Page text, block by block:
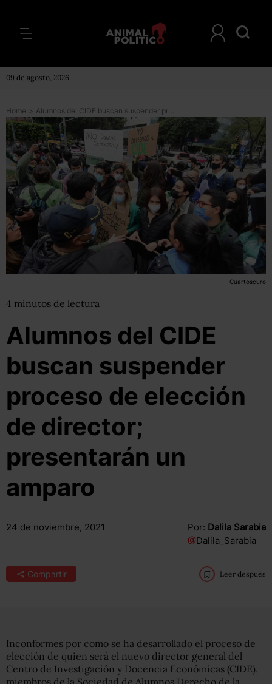
09 de agosto, 2026
Home > Alumnos del CIDE buscan suspender proceso de elección de director; presentarán un amparo
Cuartoscuro
4 minutos de lectura
Alumnos del CIDE
buscan suspender
proceso de elección
de director;
presentarán un
amparo
24 de noviembre, 2021 Por: Dalila Sarabia
@Dalila_Sarabia
Compartir Leer después
Inconformes por como se ha desarrollado el proceso de
elección de quien será el nuevo director general del
Centro de Investigación y Docencia Económicas (CIDE),
miembros de la Sociedad de Alumnos Derecho de la